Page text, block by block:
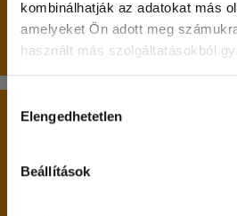
kombinálhatják az adatokat más
amelyeket Ön adott meg
használt más szolgáltatásokból
kiválasztása
Elengedhetetlen
Beállítások
Kedves diákok!
A hőségriadóra való
között irodánk zárva tart!
A diakmunka@student.hu e-
alatt is elértek minket,
ügyintézésre lesz lehetőség.
Passzív féléves hallgatók
A belépéshez feltétlenül hozd
személyi igazolványodat;